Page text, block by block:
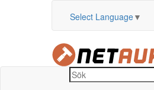
Select Language▼